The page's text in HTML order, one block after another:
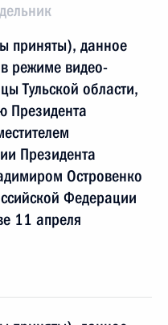
приняты), данное
режиме видео-
Тульской области,
Президента
Президента
Островенко
Федерации
11 апреля